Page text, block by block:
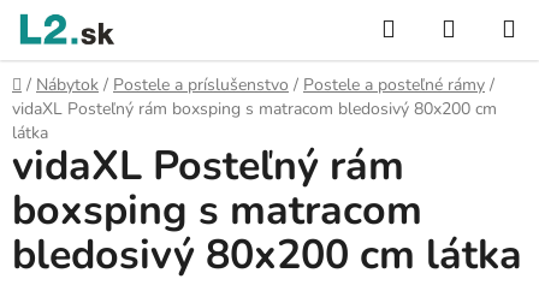
Prejsť
obsah
Hľadať
KOŠÍK
Domov
/ Nábytok / Postele a príslušenstvo / Postele a posteľné rámy /
vidaXL Posteľný rám boxsping s matracom bledosivý 80x200 cm
látka
vidaXL Posteľný rám
boxsping s matracom
bledosivý 80x200 cm látka